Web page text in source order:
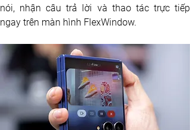
nói, nhận câu trả lời và thao tác trực tiếp
ngay trên màn hình FlexWindow.